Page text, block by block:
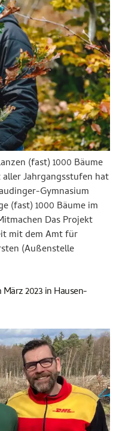
(fast) 1000 Bäume
Jahrgangsstufen hat
Gymnasium
(fast) 1000 Bäume im
Das Projekt
mit dem Amt für
(Außenstelle
2023 in Hausen-